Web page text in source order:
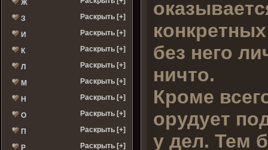
Ж
З Раскрыть [+]
И Раскрыть [+]
К Раскрыть [+]
Л Раскрыть [+]
М Раскрыть [+]
Н Раскрыть [+]
О Раскрыть [+]
П Раскрыть [+]
Р Раскрыть [+]
без него
ничто.
Кроме
орудует
у дел. Тем